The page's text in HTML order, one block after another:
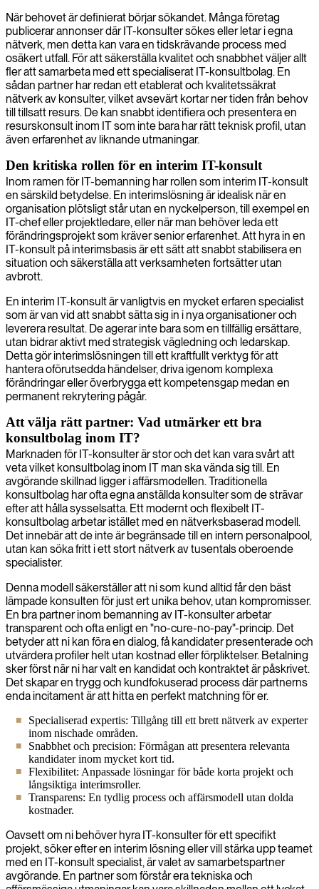
När behovet är definierat börjar sökandet. Många företag
publicerar annonser där IT-konsulter sökes eller letar i egna
nätverk, men detta kan vara en tidskrävande process med
osäkert utfall. För att säkerställa kvalitet och snabbhet väljer allt
fler att samarbeta med ett specialiserat IT-konsultbolag. En
sådan partner har redan ett etablerat och kvalitetssäkrat
nätverk av konsulter, vilket avsevärt kortar ner tiden från behov
till tillsatt resurs. De kan snabbt identifiera och presentera en
resurskonsult inom IT som inte bara har rätt teknisk profil, utan
även erfarenhet av liknande utmaningar.
Den kritiska rollen för en interim IT-konsult
Inom ramen för IT-bemanning har rollen som interim IT-konsult
en särskild betydelse. En interimslösning är idealisk när en
organisation plötsligt står utan en nyckelperson, till exempel en
IT-chef eller projektledare, eller när man behöver leda ett
förändringsprojekt som kräver senior erfarenhet. Att hyra in en
IT-konsult på interimsbasis är ett sätt att snabbt stabilisera en
situation och säkerställa att verksamheten fortsätter utan
avbrott.
En interim IT-konsult är vanligtvis en mycket erfaren specialist
som är van vid att snabbt sätta sig in i nya organisationer och
leverera resultat. De agerar inte bara som en tillfällig ersättare,
utan bidrar aktivt med strategisk vägledning och ledarskap.
Detta gör interimslösningen till ett kraftfullt verktyg för att
hantera oförutsedda händelser, driva igenom komplexa
förändringar eller överbrygga ett kompetensgap medan en
permanent rekrytering pågår.
Att välja rätt partner: Vad utmärker ett bra
konsultbolag inom IT?
Marknaden för IT-konsulter är stor och det kan vara svårt att
veta vilket konsultbolag inom IT man ska vända sig till. En
avgörande skillnad ligger i affärsmodellen. Traditionella
konsultbolag har ofta egna anställda konsulter som de strävar
efter att hålla sysselsatta. Ett modernt och flexibelt IT-
konsultbolag arbetar istället med en nätverksbaserad modell.
Det innebär att de inte är begränsade till en intern personalpool,
utan kan söka fritt i ett stort nätverk av tusentals oberoende
specialister.
Denna modell säkerställer att ni som kund alltid får den bäst
lämpade konsulten för just ert unika behov, utan kompromisser.
En bra partner inom bemanning av IT-konsulter arbetar
transparent och ofta enligt en "no-cure-no-pay"-princip. Det
betyder att ni kan föra en dialog, få kandidater presenterade och
utvärdera profiler helt utan kostnad eller förpliktelser. Betalning
sker först när ni har valt en kandidat och kontraktet är påskrivet.
Det skapar en trygg och kundfokuserad process där partnerns
enda incitament är att hitta en perfekt matchning för er.
Specialiserad expertis: Tillgång till ett brett nätverk av experter
inom nischade områden.
Snabbhet och precision: Förmågan att presentera relevanta
kandidater inom mycket kort tid.
Flexibilitet: Anpassade lösningar för både korta projekt och
långsiktiga interimsroller.
Transparens: En tydlig process och affärsmodell utan dolda
kostnader.
Oavsett om ni behöver hyra IT-konsulter för ett specifikt
projekt, söker efter en interim lösning eller vill stärka upp teamet
med en IT-konsult specialist, är valet av samarbetspartner
avgörande. En partner som förstår era tekniska och